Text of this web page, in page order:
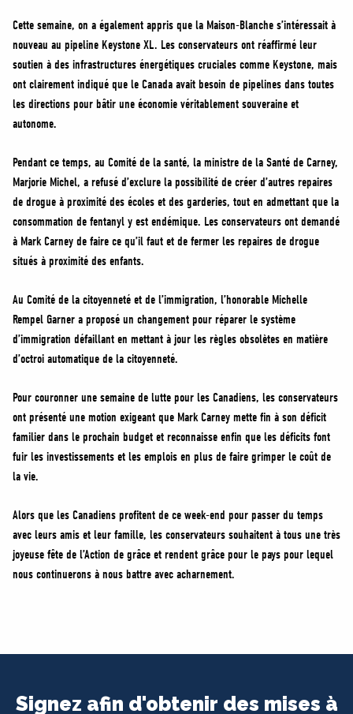
Cette semaine, on a également appris que la Maison-Blanche s’intéressait à
nouveau au pipeline Keystone XL. Les conservateurs ont réaffirmé leur
soutien à des infrastructures énergétiques cruciales comme Keystone, mais
ont clairement indiqué que le Canada avait besoin de pipelines dans toutes
les directions pour bâtir une économie véritablement souveraine et
autonome.
Pendant ce temps, au Comité de la santé, la ministre de la Santé de Carney,
Marjorie Michel, a refusé d’exclure la possibilité de créer d’autres repaires
de drogue à proximité des écoles et des garderies, tout en admettant que la
consommation de fentanyl y est endémique. Les conservateurs ont demandé
à Mark Carney de faire ce qu’il faut et de fermer les repaires de drogue
situés à proximité des enfants.
Au Comité de la citoyenneté et de l’immigration, l’honorable Michelle
Rempel Garner a proposé un changement pour réparer le système
d’immigration défaillant en mettant à jour les règles obsolètes en matière
d’octroi automatique de la citoyenneté.
Pour couronner une semaine de lutte pour les Canadiens, les conservateurs
ont présenté une motion exigeant que Mark Carney mette fin à son déficit
familier dans le prochain budget et reconnaisse enfin que les déficits font
fuir les investissements et les emplois en plus de faire grimper le coût de
la vie.
Alors que les Canadiens profitent de ce week-end pour passer du temps
avec leurs amis et leur famille, les conservateurs souhaitent à tous une très
joyeuse fête de l’Action de grâce et rendent grâce pour le pays pour lequel
nous continuerons à nous battre avec acharnement.
Signez afin d'obtenir des mises à